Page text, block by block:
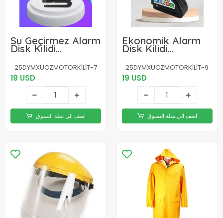
Su Geçirmez Alarm
Disk Kilidi
Motosiklet
Scooter Bisiklet
Güvenlik
25DYMXUCZMOTORKİLİT-7
19 USD
اضف الى سلة التسوق
Ekonomik Alarm
Disk Kilidi
Motosiklet
Scooter Bisiklet
Güvenlik
25DYMXUCZMOTORKİLİT-9
19 USD
اضف الى سلة التسوق